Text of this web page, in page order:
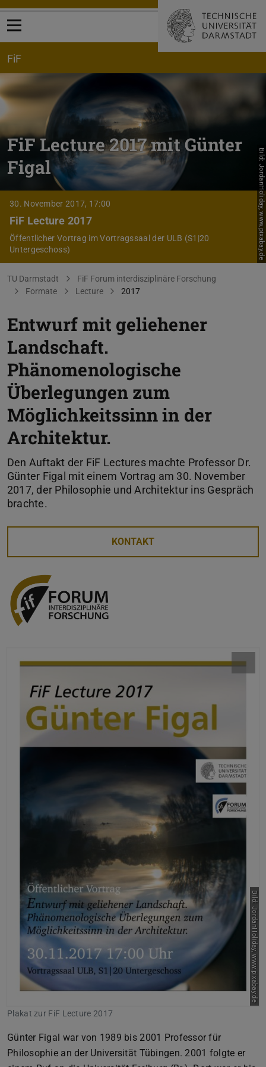
Menü öffnen
FiF
FiF Lecture 2017 mit Günter
Figal
30. November 2017, 17:00
FiF Lecture 2017
Öffentlicher Vortrag im Vortragssaal der ULB (S1|20
Untergeschoss)
Bild: JordanHoliday, www.pixabay.de
Sie befinden sich hier:
TU Darmstadt
FiF Forum interdisziplinäre Forschung
Formate
Lecture 2017
Entwurf mit geliehener
Landschaft.
Phänomenologische
Überlegungen zum
Möglichkeitssinn in der
Architektur.
Den Auftakt der FiF Lectures machte Professor Dr.
Günter Figal mit einem Vortrag am 30. November
2017, der Philosophie und Architektur ins Gespräch
brachte.
KONTAKT
Bild: JordanHoliday, www.pixabay.de
Plakat zur FiF Lecture 2017
Günter Figal war von 1989 bis 2001 Professor für
Philosophie an der Universität Tübingen. 2001 folgte er